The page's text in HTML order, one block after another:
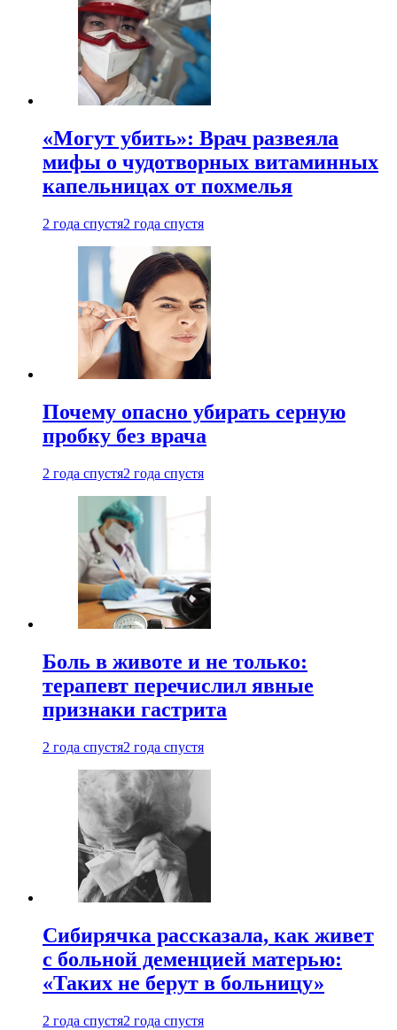
«Могут убить»: Врач развеяла
мифы о чудотворных витаминных
капельницах от похмелья
2 года спустя2 года спустя
Почему опасно убирать серную
пробку без врача
2 года спустя2 года спустя
Боль в животе и не только:
терапевт перечислил явные
признаки гастрита
2 года спустя2 года спустя
Сибирячка рассказала, как живет
с больной деменцией матерью:
«Таких не берут в больницу»
2 года спустя2 года спустя